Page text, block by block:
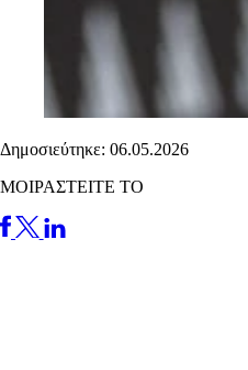
Δημοσιεύτηκε: 06.05.2026
ΜΟΙΡΑΣΤΕΙΤΕ ΤΟ